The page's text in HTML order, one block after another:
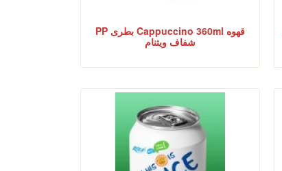
قهوه Cappuccino 360ml بطری PP
شفاف ویتنام